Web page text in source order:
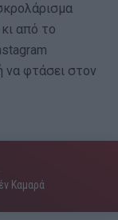
από το
να φτάσει στον
Καμαρά